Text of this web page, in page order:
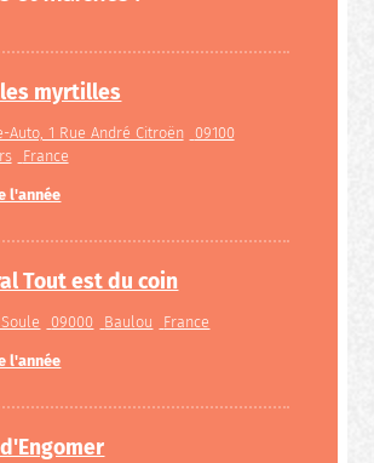
les myrtilles
Auto, 1 Rue André Citroën
09100
France
l'année
Tout est du coin
09000 Baulou France
l'année